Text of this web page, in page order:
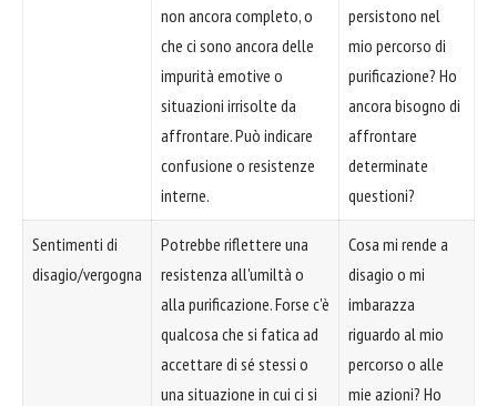
non ancora completo, o
che ci sono ancora delle
impurità emotive o
situazioni irrisolte da
affrontare. Può indicare
confusione o resistenze
interne.
persistono nel
mio percorso di
purificazione? Ho
ancora bisogno di
affrontare
determinate
questioni?
Sentimenti di
disagio/vergogna
Potrebbe riflettere una
resistenza all'umiltà o
alla purificazione. Forse c'è
qualcosa che si fatica ad
accettare di sé stessi o
una situazione in cui ci si
Cosa mi rende a
disagio o mi
imbarazza
riguardo al mio
percorso o alle
mie azioni? Ho